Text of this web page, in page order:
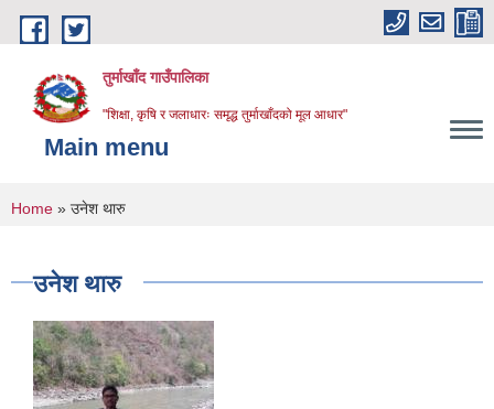
Skip to main content
तुर्माखाँद गाउँपालिका
"शिक्षा, कृषि र जलाधारः समृद्ध तुर्माखाँदको मूल आधार"
Main menu
You are here
Home » उनेश थारु
उनेश थारु